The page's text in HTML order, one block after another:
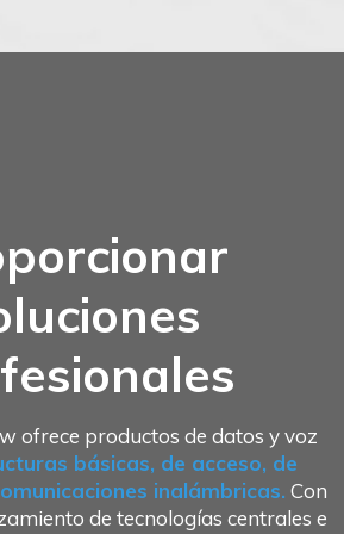
ofrece productos de datos y voz
básicas, de acceso, de
inalámbricas. Con
de tecnologías centrales e